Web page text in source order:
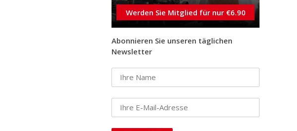
Werden Sie Mitglied für nur €6.90
Abonnieren Sie unseren täglichen
Newsletter